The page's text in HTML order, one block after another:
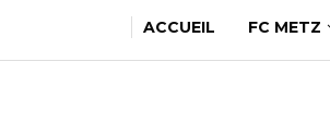
ACCUEIL FC METZ